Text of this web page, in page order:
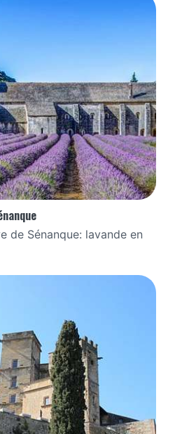
de Sénanque: lavande en